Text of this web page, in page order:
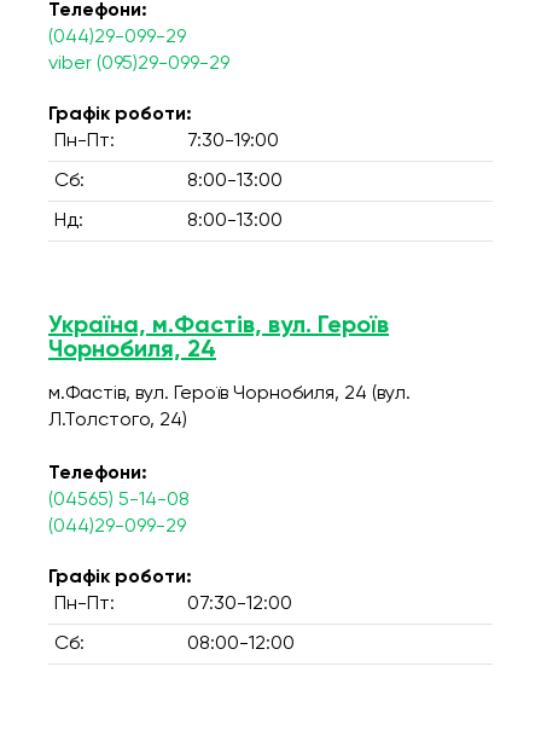
Телефони:
(044)29-099-29
viber (095)29-099-29
Графік роботи:
Пн-Пт:
7:30-19:00
Сб: 8:00-13:00
Нд: 8:00-13:00
Україна, м.Фастів, вул. Героїв
Чорнобиля, 24
м.Фастів, вул. Героїв Чорнобиля, 24 (вул.
Л.Толстого, 24)
Телефони:
(04565) 5-14-08
(044)29-099-29
Графік роботи:
Пн-Пт:
07:30-12:00
Сб: 08:00-12:00